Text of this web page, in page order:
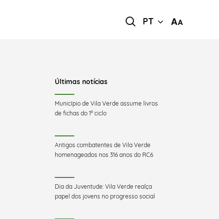
PT
Últimas notícias
Município de Vila Verde assume livros
de fichas do 1º ciclo
Antigos combatentes de Vila Verde
homenageados nos 316 anos do RC6
Dia da Juventude: Vila Verde realça
papel dos jovens no progresso social